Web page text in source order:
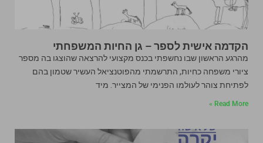
הקדמה אישית לספר – גן החיות המשפחתי
מהרגע הראשון שבו נחשפתי בכנס מקצועי להרצאה שהוצגו בה מספר
ציורי משפחה כחיות, התרשמתי מהפוטנציאל העשיר שטמון בהם
לפתיחת צוהר לעולמו הפנימי של המצייר. מיד
Read More »